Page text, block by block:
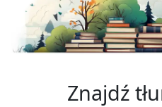
Znajdź